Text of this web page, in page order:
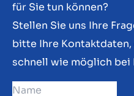
für Sie tun können?
Stellen Sie uns Ihre
bitte Ihre
schnell wie möglich bei